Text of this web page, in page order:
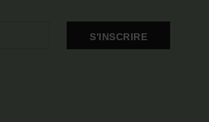
S'INSCRIRE